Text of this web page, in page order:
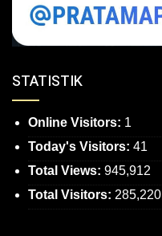
STATISTIK
Online Visitors: 1
Today's Visitors: 41
Total Views: 945,912
Total Visitors: 285,220